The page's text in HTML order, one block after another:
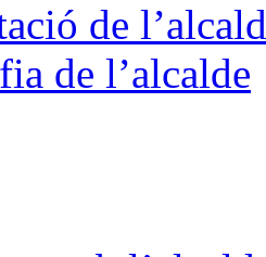
de
de l’alcalde